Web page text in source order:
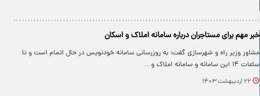
خبر مهم برای مستاجران درباره سامانه املاک و اسکان
مشاور وزیر راه و شهرسازی گفت: به روزرسانی سامانه خودنویس در حال اتمام است و تا
ساعات ۱۴ این سامانه و سامانه املاک و…
۲۲ اردیبهشت ۱۴۰۳